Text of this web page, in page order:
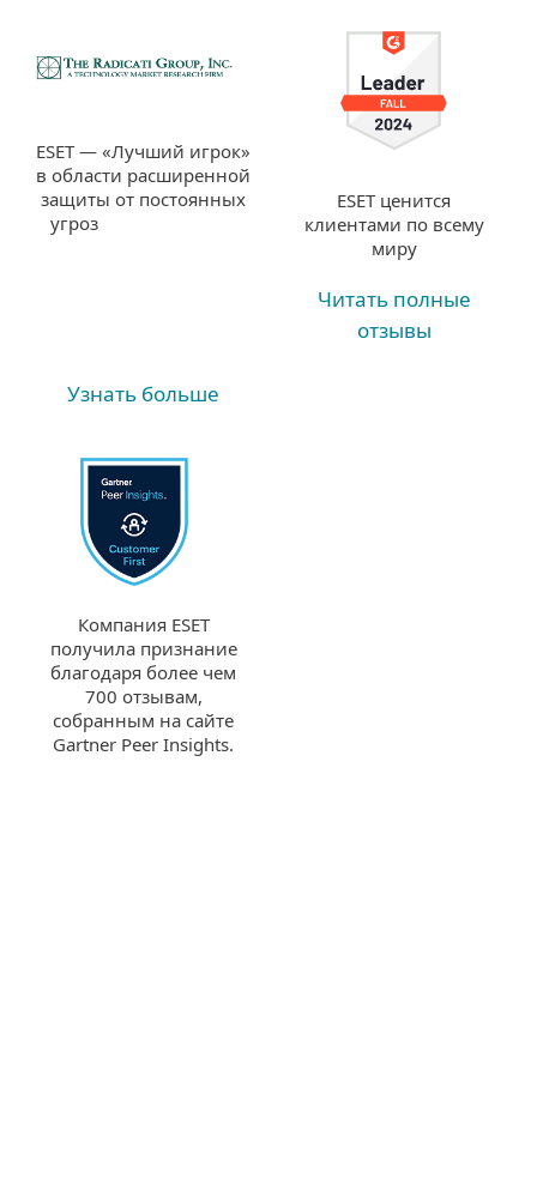
ESET — «Лучший игрок»
в области расширенной
защиты от постоянных
угроз
Узнать больше
ESET ценится
клиентами по всему
миру
Читать полные
отзывы
Компания ESET
получила признание
благодаря более чем
700 отзывам,
собранным на сайте
Gartner Peer Insights.